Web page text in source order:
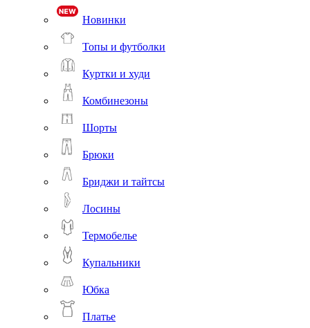
Новинки
Топы и футболки
Куртки и худи
Комбинезоны
Шорты
Брюки
Бриджи и тайтсы
Лосины
Термобелье
Купальники
Юбка
Платье